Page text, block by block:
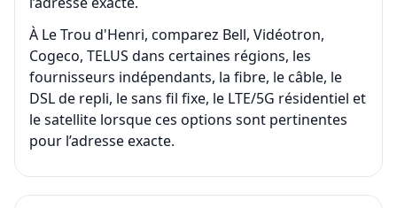
À Le Trou d'Henri, comparez Bell, Vidéotron,
Cogeco, TELUS dans certaines régions, les
fournisseurs indépendants, la fibre, le câble, le
DSL de repli, le sans fil fixe, le LTE/5G résidentiel et
le satellite lorsque ces options sont pertinentes
pour l’adresse exacte.